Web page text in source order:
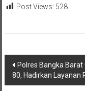
Post Views: 528
Navigasi
pos
Polres Bangka Barat
80, Hadirkan Layanan